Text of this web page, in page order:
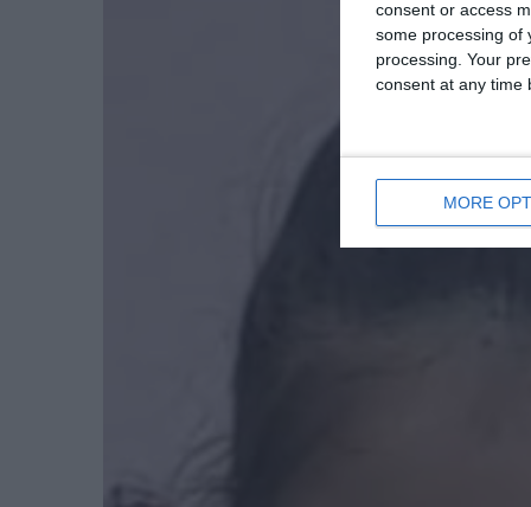
consent or access
some processing of
processing. Your
consent at any time
MORE